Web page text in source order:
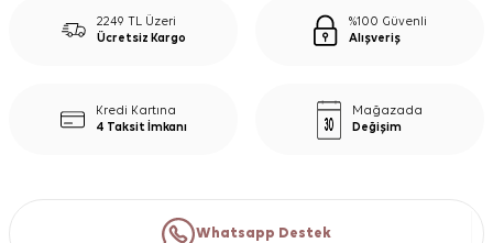
2249 TL Üzeri
Ücretsiz Kargo
%100 Güvenli
Alışveriş
Kredi Kartına
4 Taksit İmkanı
Mağazada
Değişim
Whatsapp Destek